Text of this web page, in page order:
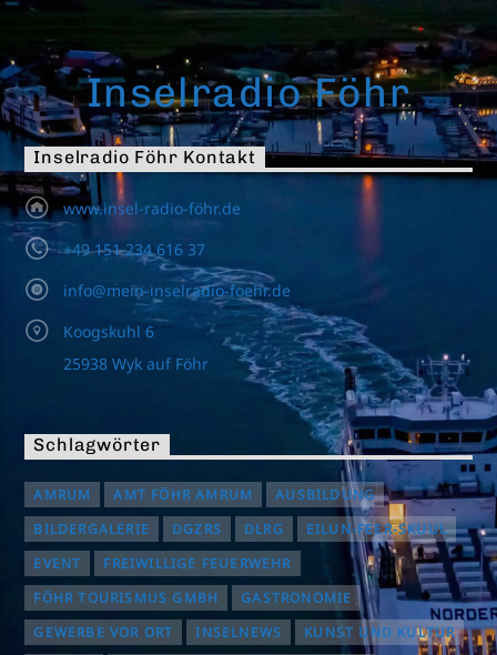
Inselradio Föhr
Inselradio Föhr Kontakt
www.insel-radio-föhr.de
+49 151 234 616 37
info@mein-inselradio-foehr.de
Koogskuhl 6
25938 Wyk auf Föhr
Schlagwörter
AMRUM AMT FÖHR AMRUM
AUSBILDUNG
BILDERGALERIE
DGZRS DLRG
EILUN-FEER-SKUUL
EVENT
FREIWILLIGE FEUERWEHR
FÖHR TOURISMUS GMBH
GASTRONOMIE
GEWERBE VOR ORT
INSELNEWS
KUNST UND KULTUR